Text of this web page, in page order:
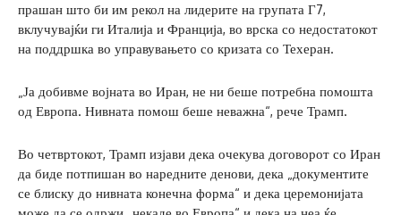
прашан што би им рекол на лидерите на групата Г7,
вклучувајќи ги Италија и Франција, во врска со недостатокот
на поддршка во управувањето со кризата со Техеран.
„Ја добивме војната во Иран, не ни беше потребна помошта
од Европа. Нивната помош беше неважна“, рече Трамп.
Во четвртокот, Трамп изјави дека очекува договорот со Иран
да биде потпишан во наредните денови, дека „документите
се блиску до нивната конечна форма“ и дека церемонијата